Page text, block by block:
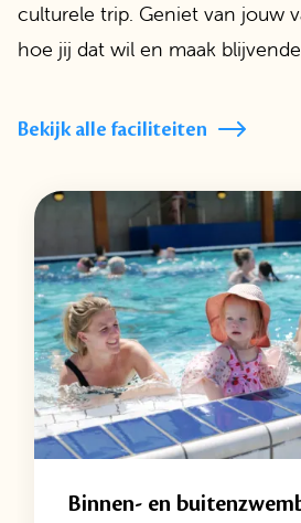
culturele trip. Geniet van jouw
hoe jij dat wil en maak
Bekijk alle faciliteiten
Binnen- en